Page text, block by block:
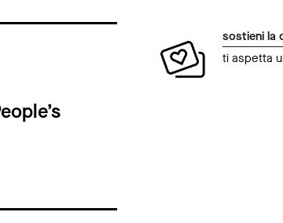
sostieni la
ti aspetta